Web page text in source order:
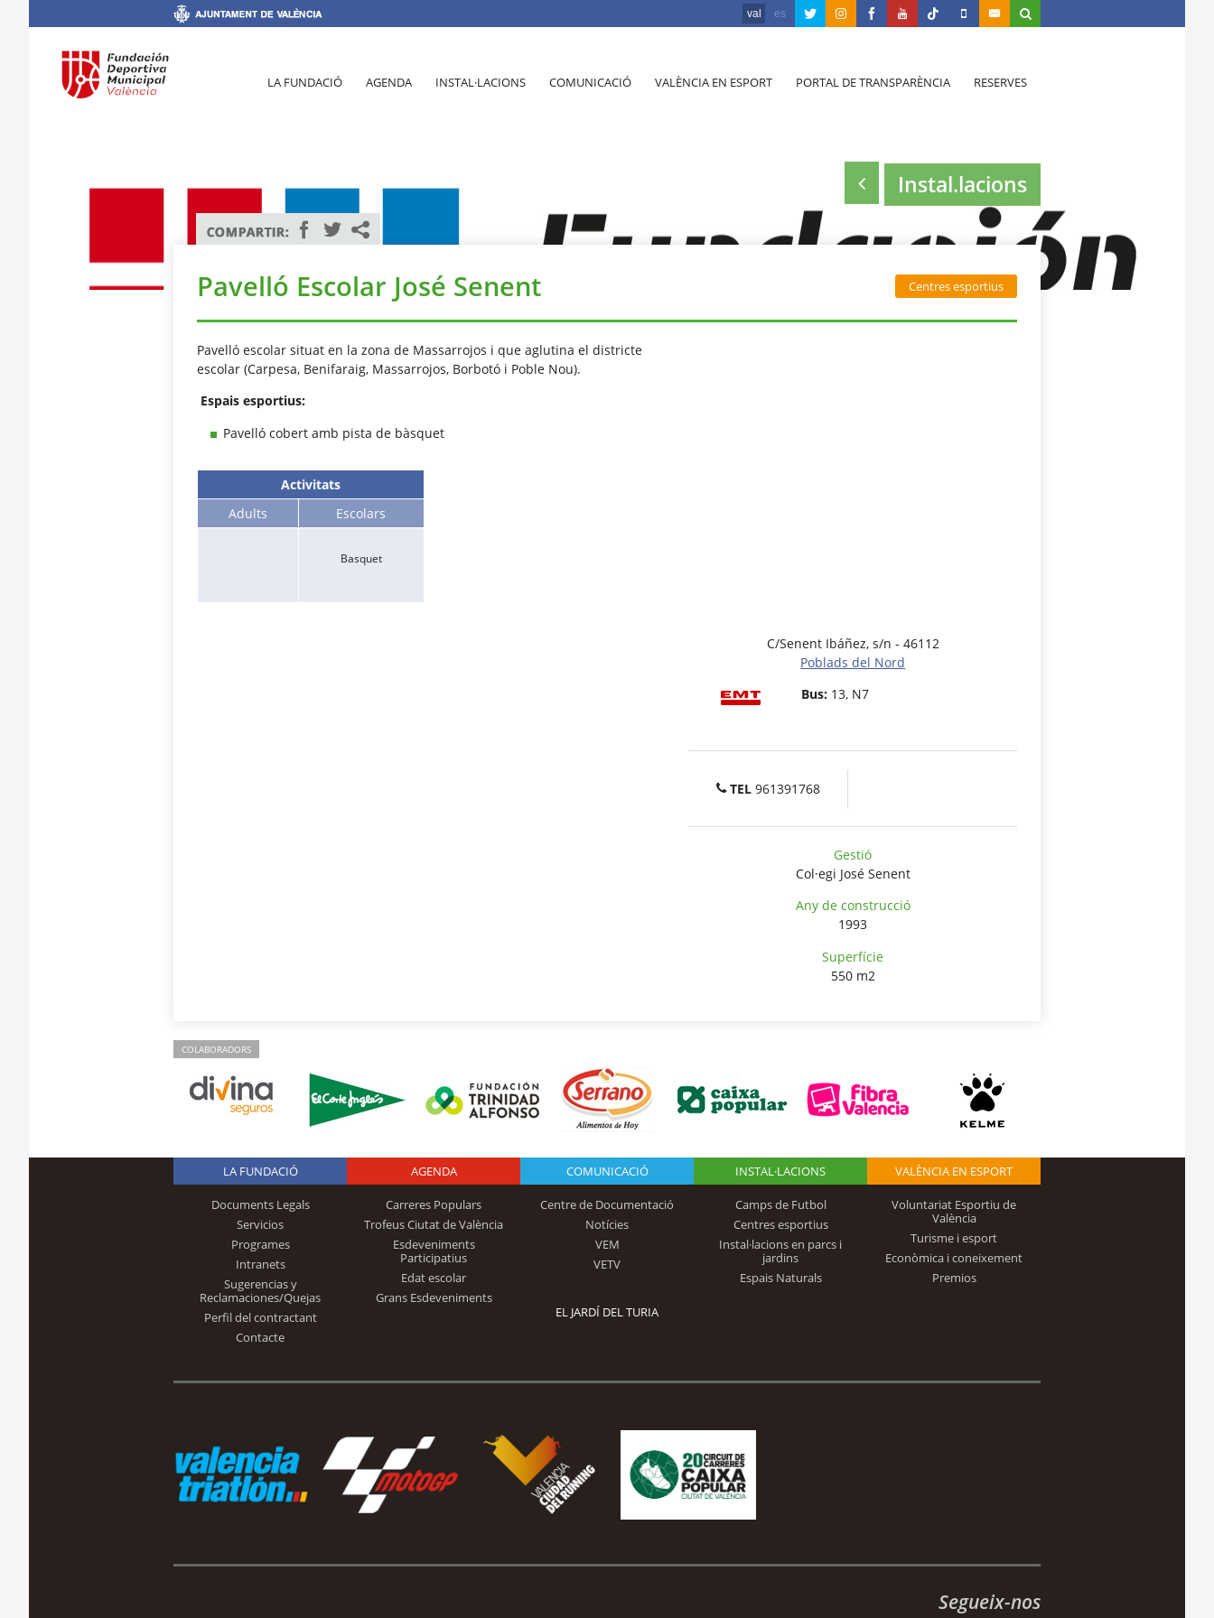
val es
LA FUNDACIÓ AGENDA INSTAL·LACIONS COMUNICACIÓ VALÈNCIA EN ESPORT PORTAL DE TRANSPARÈNCIA RESERVES
Instal.lacions
Pavelló Escolar José Senent Centres esportius
Pavelló escolar situat en la zona de Massarrojos i que aglutina el districte
escolar (Carpesa, Benifaraig, Massarrojos, Borbotó i Poble Nou).
Espais esportius:
Pavelló cobert amb pista de bàsquet
Activitats
Adults
Escolars
Basquet
C/Senent Ibáñez, s/n - 46112
Poblads del Nord
Bus: 13, N7
TEL 961391768
Gestió
Col·egi José Senent
Any de construcció
1993
Superfície
550 m2
COLABORADORS
Logo Fundación
Trinidad Alfonso
LA FUNDACIÓ
Documents Legals
Servicios
Programes
Intranets
Sugerencias y
Reclamaciones/Quejas
Perfil del contractant
Contacte
AGENDA
Carreres Populars
Trofeus Ciutat de València
Esdeveniments
Participatius
Edat escolar
Grans Esdeveniments
COMUNICACIÓ
Centre de Documentació
Notícies
VEM
VETV
INSTAL·LACIONS
Camps de Futbol
Centres esportius
Instal·lacions en parcs i
jardins
Espais Naturals
VALÈNCIA EN ESPORT
Voluntariat Esportiu de
València
Turisme i esport
Econòmica i coneixement
Premios
EL JARDÍ DEL TURIA
Segueix-nos